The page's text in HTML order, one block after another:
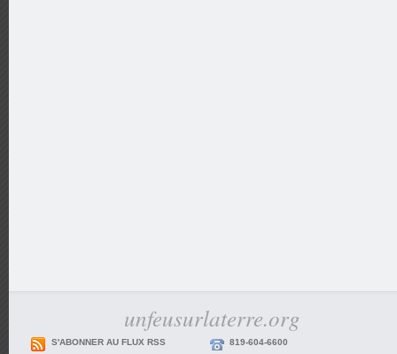
unfeusurlaterre.org
S'ABONNER AU FLUX RSS 819-604-6600